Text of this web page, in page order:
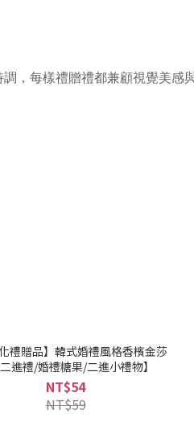
，每樣禮贈禮都兼顧視覺美感
化禮贈品】韓式婚禮風格香檳金莎
進禮/婚禮糖果/二進小禮物】
NT$54
NT$59